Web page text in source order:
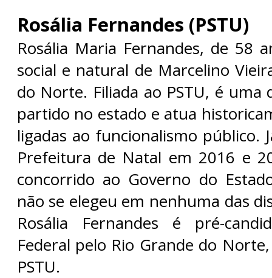
Rosália Fernandes (PSTU)
Rosália Maria Fernandes, de 58
social e natural de Marcelino
do Norte. Filiada ao PSTU, é uma
partido no estado e atua
ligadas ao funcionalismo público.
Prefeitura de Natal em 2016 e
concorrido ao Governo do
não se elegeu em nenhuma das
Rosália Fernandes é pré-
Federal pelo Rio Grande do
PSTU.